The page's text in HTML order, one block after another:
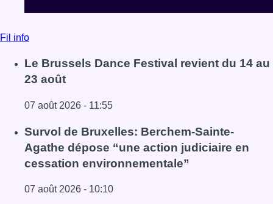
Fil info
Le Brussels Dance Festival revient du 14 au
23 août
07 août 2026 - 11:55
Lire l'article Le Brussels Dance Festival revient du 14 au
Survol de Bruxelles: Berchem-Sainte-
Agathe dépose “une action judiciaire en
cessation environnementale”
07 août 2026 - 10:10